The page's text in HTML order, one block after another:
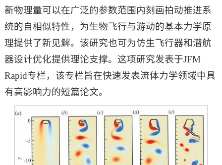
新物理量可以在广泛的参数范围内刻画拍动推进系
统的自相似特性，为生物飞行与游动的基本力学原
理提供了新见解。该研究也可为仿生飞行器和潜航
器设计优化提供理论支撑。这项研究发表于JFM
Rapid专栏，该专栏旨在快速发表流体力学领域中具
有高影响力的短篇论文。